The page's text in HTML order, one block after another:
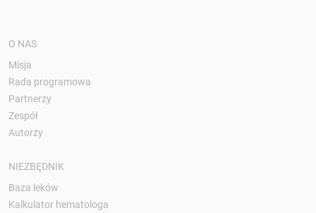
O NAS
Misja
Rada programowa
Partnerzy
Zespół
Autorzy
NIEZBĘDNIK
Baza leków
Kalkulator hematologa